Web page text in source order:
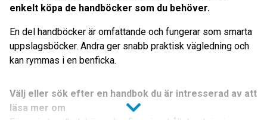
enkelt köpa de handböcker som du behöver.
En del handböcker är omfattande och fungerar som smarta
uppslagsböcker. Andra ger snabb praktisk vägledning och
kan rymmas i en benficka.
Välj eller sök efter en handbok du är intresserad av att
läsa mer om